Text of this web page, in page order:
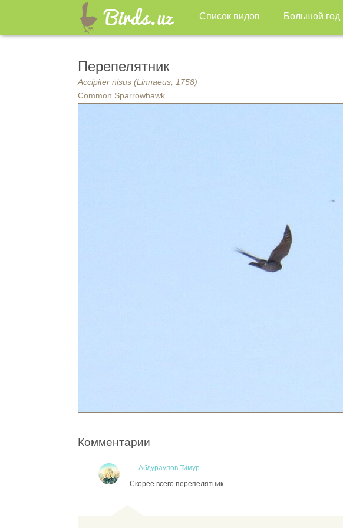
Список видов Большой год
Перепелятник
Accipiter nisus (Linnaeus, 1758)
Common Sparrowhawk
Комментарии
Абдураупов Тимур
Скорее всего перепелятник